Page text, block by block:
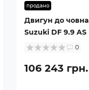
продано
Двигун до човна
Suzuki DF 9.9 AS
0
106 243 грн.